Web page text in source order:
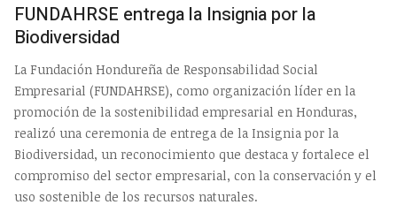
FUNDAHRSE entrega la Insignia por la
Biodiversidad
La Fundación Hondureña de Responsabilidad Social
Empresarial (FUNDAHRSE), como organización líder en la
promoción de la sostenibilidad empresarial en Honduras,
realizó una ceremonia de entrega de la Insignia por la
Biodiversidad, un reconocimiento que destaca y fortalece el
compromiso del sector empresarial, con la conservación y el
uso sostenible de los recursos naturales.